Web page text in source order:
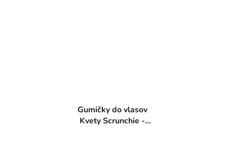
Gumičky do vlasov
Kvety Scrunchie -